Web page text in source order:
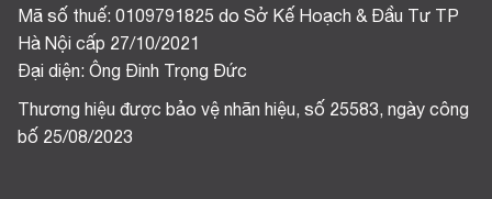
Mã số thuế: 0109791825 do Sở Kế Hoạch & Đầu Tư TP
Hà Nội cấp 27/10/2021
Đại diện: Ông Đinh Trọng Đức
Thương hiệu được bảo vệ nhãn hiệu, số 25583, ngày công
bố 25/08/2023